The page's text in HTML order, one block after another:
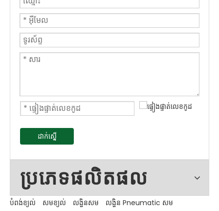
ដាក់ស្នើ
ប្រភេទផលិតផល
បំពង់ខ្យល់ សមខ្យល់ លង្ហិនសម
លង្ហិន Pneumatic សម